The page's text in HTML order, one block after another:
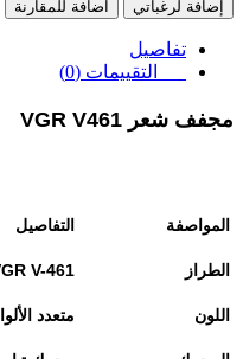
إضافة لرغباتي
اضافة للمقارنة
تفاصيل
التقييمات (0)
مجفف شعر VGR V461
المواصفة التفاصيل
الطراز V-461
اللون متعدد